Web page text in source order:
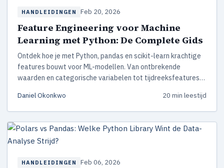
HANDLEIDINGEN Feb 20, 2026
Feature Engineering voor Machine
Learning met Python: De Complete Gids
Ontdek hoe je met Python, pandas en scikit-learn krachtige
features bouwt voor ML-modellen. Van ontbrekende
waarden en categorische variabelen tot tijdreeksfeatures
codevoorbeelden.
Daniel Okonkwo 20 min leestijd
HANDLEIDINGEN Feb 06, 2026